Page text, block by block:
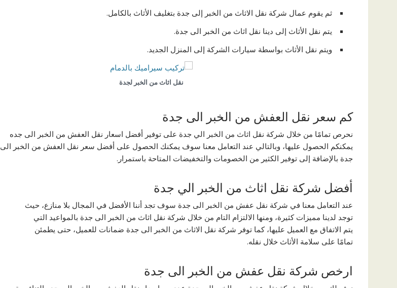
ثم يقوم عمال شركة نقل الاثاث من الخبر إلى جدة بتغليف الأثاث بالكامل.
يتم نقل الأثاث إلى دينا نقل اثاث من الخبر الى جدة.
ويتم نقل الأثاث بواسطة سيارات الشركة إلى المنزل الجديد.
نقل اثاث من الخبر لجدة
كم سعر نقل العفش من الخبر الى جدة
نحرص تمامًا من خلال شركة نقل اثاث من الخبر الي جدة على توفير أفضل اسعار نقل العفش من الخبر الى جده
يمكنكم الحصول عليها، وبالتالي عند التعامل معنا سوف يمكنك الحصول على أفضل سعر نقل العفش من الخبر الى
جدة بالإضافة إلى توفير الكثير من الخصومات والتخفيضات المتاحة باستمرار.
أفضل شركة نقل اثاث من الخبر الي جدة
عند التعامل معنا في شركة نقل عفش من الخبر الى جدة سوف تجد أننا الأفضل في المجال بلا منازع، حيث
توجد لدينا مميزات كثيرة، ومنها الالتزام التام من خلال شركة نقل اثاث من الخبر الى جدة بالمواعيد التي
يتم الاتفاق مع العميل عليها، كما توفر شركة نقل الاثاث من الخبر الى جدة ضمانات للعميل، حتى يطمئن
تمامًا على سلامة الأثاث خلال نقله.
ارخص شركة نقل عفش من الخبر الى جدة